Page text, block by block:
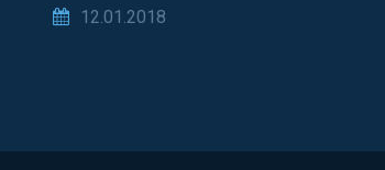
12.01.2018